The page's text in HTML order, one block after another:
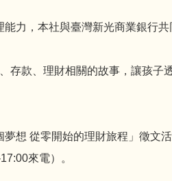
力，本社與臺灣新光商業銀行
存款、理財相關的故事，讓孩子
想 從零開始的理財旅程」徵文
來電）。